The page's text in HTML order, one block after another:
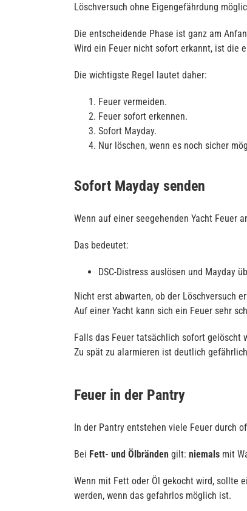
Löschversuch ohne Eigengefährdung
Die entscheidende Phase ist ganz am
Wird ein Feuer nicht sofort erkannt, ist die
Die wichtigste Regel lautet daher:
Feuer vermeiden.
Feuer sofort erkennen.
Sofort Mayday.
Nur löschen, wenn es noch sicher
Sofort Mayday senden
Wenn auf einer seegehenden Yacht Feuer
Das bedeutet:
DSC-Distress auslösen und Mayday
Nicht erst abwarten, ob der Löschversuch
Auf einer Yacht kann sich ein Feuer sehr
Falls das Feuer tatsächlich sofort gelöscht
Zu spät zu alarmieren ist deutlich
Feuer in der Pantry
In der Pantry entstehen viele Feuer durch
Bei Fett- und Ölbränden gilt: niemalsmit
Wenn mit Fett oder Öl gekocht wird, sollte
werden, wenn das gefahrlos möglich ist.